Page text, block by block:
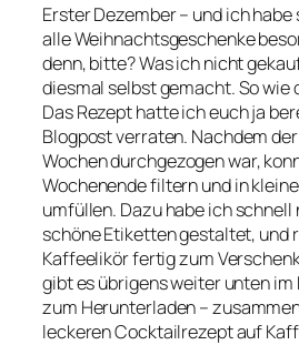
Erster Dezember – und ich
alle Weihnachtsgeschenke
denn, bitte? Was ich nicht
diesmal selbst gemacht. So wie
Das Rezept hatte ich euch ja
Blogpost verraten. Nachdem
Wochen durchgezogen war,
Wochenende filtern und in
umfüllen. Dazu habe ich schnell
schöne Etiketten gestaltet, und
Kaffeelikör fertig zum
gibt es übrigens weiter unten im
zum Herunterladen –
leckeren Cocktailrezept auf